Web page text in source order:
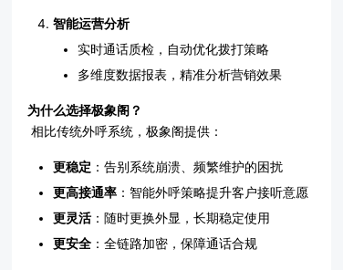
智能运营分析
实时通话质检，自动优化拨打策略
多维度数据报表，精准分析营销效果
为什么选择极象阁？
相比传统外呼系统，极象阁提供：
更稳定 ：告别系统崩溃、频繁维护的困扰
更高接通率：智能外呼策略提升客户接听意愿
更灵活：随时更换外显，长期稳定使用
更安全：全链路加密，保障通话合规